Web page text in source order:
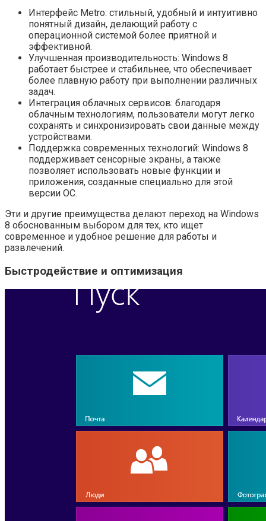
Интерфейс Metro: стильный, удобный и интуитивно
понятный дизайн, делающий работу с
операционной системой более приятной и
эффективной.
Улучшенная производительность: Windows 8
работает быстрее и стабильнее, что обеспечивает
более плавную работу при выполнении различных
задач.
Интеграция облачных сервисов: благодаря
облачным технологиям, пользователи могут легко
сохранять и синхронизировать свои данные между
устройствами.
Поддержка современных технологий: Windows 8
поддерживает сенсорные экраны, а также
позволяет использовать новые функции и
приложения, созданные специально для этой
версии ОС.
Эти и другие преимущества делают переход на Windows
8 обоснованным выбором для тех, кто ищет
современное и удобное решение для работы и
развлечений.
Быстродействие и оптимизация